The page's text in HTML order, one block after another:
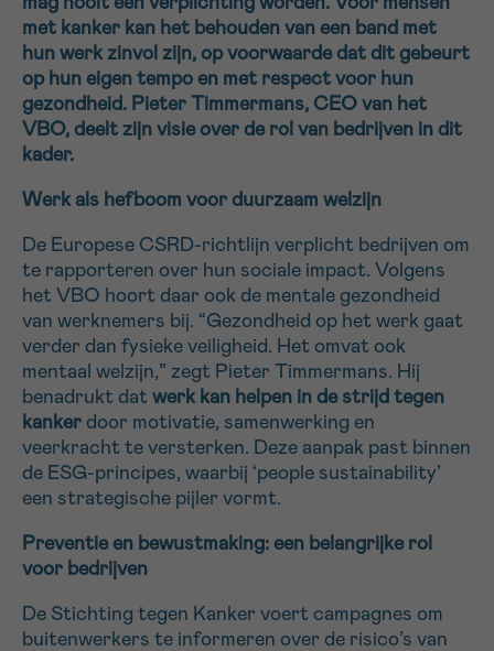
met kanker kan het behouden van een band met
hun werk zinvol zijn, op voorwaarde dat dit gebeurt
op hun eigen tempo en met respect voor hun
gezondheid. Pieter Timmermans, CEO van het
VBO, deelt zijn visie over de rol van bedrijven in dit
kader.
Werk als hefboom voor duurzaam welzijn
De Europese CSRD-richtlijn verplicht bedrijven om
te rapporteren over hun sociale impact. Volgens
het VBO hoort daar ook de mentale gezondheid
van werknemers bij. “Gezondheid op het werk gaat
verder dan fysieke veiligheid. Het omvat ook
mentaal welzijn,” zegt Pieter Timmermans. Hij
benadrukt dat werk kan helpen in de strijd tegen
kanker door motivatie, samenwerking en
veerkracht te versterken. Deze aanpak past binnen
de ESG-principes, waarbij ‘people sustainability’
een strategische pijler vormt.
Preventie en bewustmaking: een belangrijke rol
voor bedrijven
De Stichting tegen Kanker voert campagnes om
buitenwerkers te informeren over de risico’s van
VOORNAAM
MIJN VRAAG
Ja, stuur mij de nieuwsbrief
Ik aanvaard degebruiksvoorwaarden
*VERPLICHT VELD
Sturen
16h-18h
Verder